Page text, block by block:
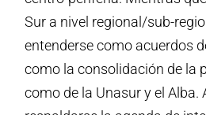
Sur a nivel regional/sub-
entenderse como acuerdos
como la consolidación de la
como de la Unasur y el Alba.